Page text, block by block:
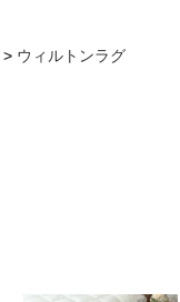
ウィルトンラグ